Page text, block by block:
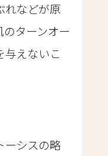
れなどが原
ターンオー
与えないこ
ーシスの略